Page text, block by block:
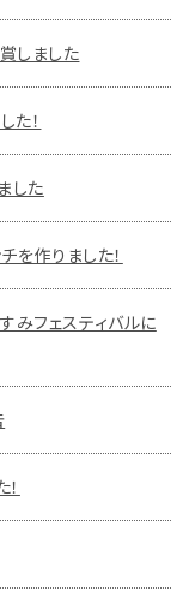
しました
た！
した
を作りました！
みフェスティバルに